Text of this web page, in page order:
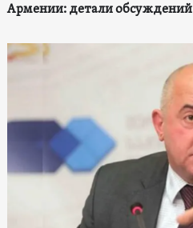
Армении: детали обсуждений